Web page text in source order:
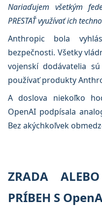
Nariaďujem všetkým
PRESTAŤ využívať ich
Anthropic bola
bezpečnosti. Všetky
vojenskí dodávatelia
používať produkty
A doslova niekoľko
OpenAI podpísala
Bez akýchkoľvek
ZRADA
PRÍBEH S